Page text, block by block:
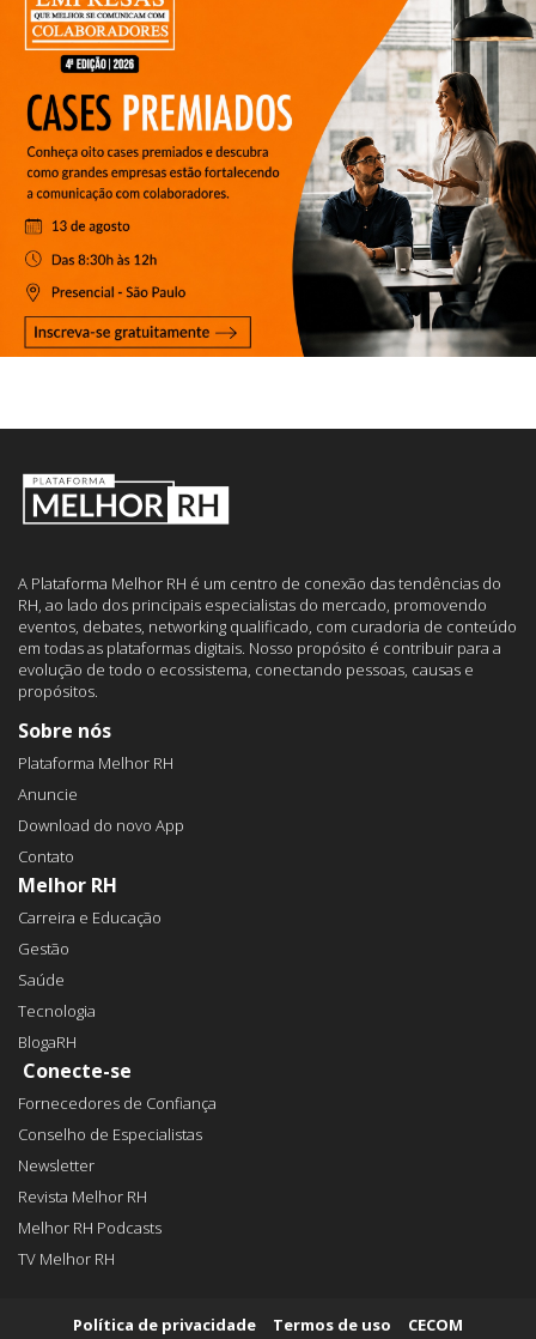
A Plataforma Melhor RH é um centro de conexão das tendências do
RH, ao lado dos principais especialistas do mercado, promovendo
eventos, debates, networking qualificado, com curadoria de conteúdo
em todas as plataformas digitais. Nosso propósito é contribuir para a
evolução de todo o ecossistema, conectando pessoas, causas e
propósitos.
Sobre nós
Plataforma Melhor RH
Anuncie
Download do novo App
Contato
Melhor RH
Carreira e Educação
Gestão
Saúde
Tecnologia
BlogaRH
Conecte-se
Fornecedores de Confiança
Conselho de Especialistas
Newsletter
Revista Melhor RH
Melhor RH Podcasts
TV Melhor RH
Política de privacidade Termos de uso CECOM